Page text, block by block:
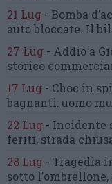
21 Lug - Bomba
auto bloccate. Il
27 Lug - Addio a
storico
17 Lug - Choc in
bagnanti:uomo
22 Lug - Incidente
feriti, strada
28 Lug - Tragedia
sotto l’ombrellone,